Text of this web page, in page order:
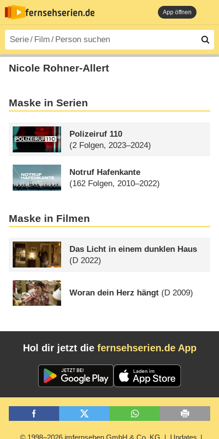
App öffnen
Nicole Rohner-Allert
Maske in Serien
Polizeiruf 110
(2 Folgen, 2023–2024)
Notruf Hafenkante
(162 Folgen, 2010–2022)
Maske in Filmen
Das Licht in einem dunklen Haus
(D 2022)
Woran dein Herz hängt (D 2009)
Hol dir jetzt die fernsehserien.de App
© 1998–2026 imfernsehen GmbH & Co. KG Updates